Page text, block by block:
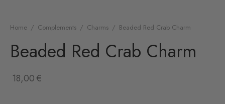
Home / Complements / Charms / Beaded Red Crab Charm
Beaded Red Crab Charm
18,00€